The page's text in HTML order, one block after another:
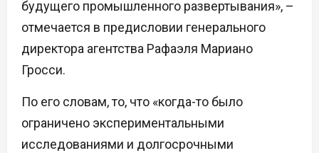
будущего промышленного развертывания», –
отмечается в предисловии генерального
директора агентства Рафаэля Мариано
Гросси.
По его словам, то, что «когда-то было
ограничено экспериментальными
исследованиями и долгосрочными